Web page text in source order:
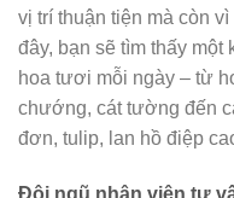
vị trí thuận tiện mà còn
đây, bạn sẽ tìm thấy
hoa tươi mỗi ngày – từ
chướng, cát tường đến
đơn, tulip, lan hồ điệp
Đội ngũ nhân viên tư